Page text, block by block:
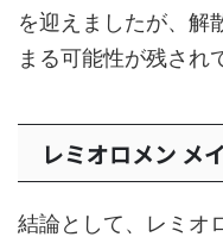
を迎えましたが、解
まる可能性が残され
レミオロメン メ
結論として、レミオ